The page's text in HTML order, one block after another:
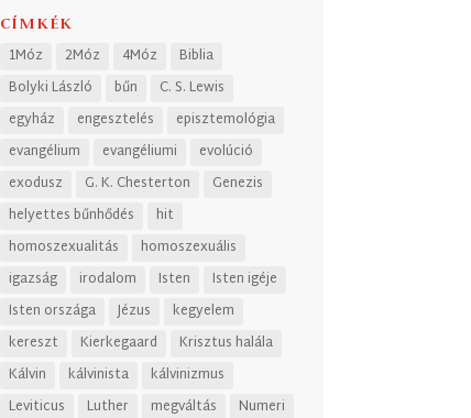
CÍMKÉK
1Móz 2Móz 4Móz
Biblia
Bolyki László
bűn
C. S. Lewis
egyház
engesztelés
episztemológia
evangélium
evangéliumi
evolúció
exodusz
G. K. Chesterton
Genezis
helyettes bűnhődés
hit
homoszexualitás
homoszexuális
igazság
irodalom Isten
Isten igéje
Isten országa
Jézus
kegyelem
kereszt
Kierkegaard
Krisztus halála
Kálvin
kálvinista
kálvinizmus
Leviticus
Luther megváltás Numeri